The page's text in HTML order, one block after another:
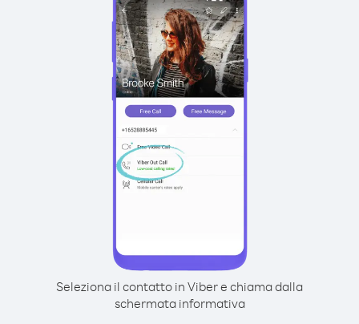
Seleziona il contatto in Viber e chiama dalla
schermata informativa